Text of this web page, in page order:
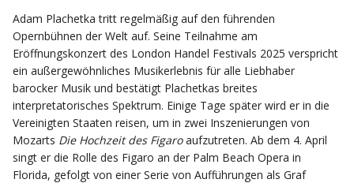
Adam Plachetka tritt regelmäßig auf den führenden
Opernbühnen der Welt auf. Seine Teilnahme am
Eröffnungskonzert des London Handel Festivals 2025 verspricht
ein außergewöhnliches Musikerlebnis für alle Liebhaber
barocker Musik und bestätigt Plachetkas breites
interpretatorisches Spektrum. Einige Tage später wird er in die
Vereinigten Staaten reisen, um in zwei Inszenierungen von
Mozarts Die Hochzeit des Figaroaufzutreten. Ab dem 4. April
singt er die Rolle des Figaro an der Palm Beach Opera in
Florida, gefolgt von einer Serie von Aufführungen als Graf